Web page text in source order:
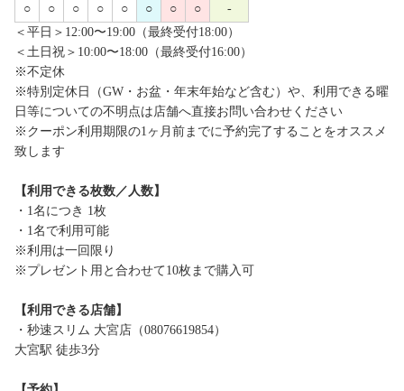
○ ○ ○ ○ ○ ○ ○ ○
-
＜平日＞12:00〜19:00（最終受付18:00）
＜土日祝＞10:00〜18:00（最終受付16:00）
※不定休
※特別定休日（GW・お盆・年末年始など含む）や、利用できる曜
日等についての不明点は店舗へ直接お問い合わせください
※クーポン利用期限の1ヶ月前までに予約完了することをオススメ
致します
【利用できる枚数／人数】
・1名につき 1枚
・1名で利用可能
※利用は一回限り
※プレゼント用と合わせて10枚まで購入可
【利用できる店舗】
・秒速スリム 大宮店（08076619854）
大宮駅 徒歩3分